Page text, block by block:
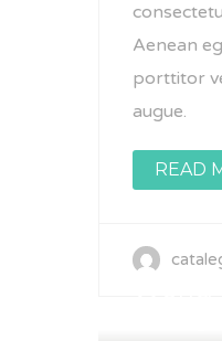
Aenean
porttitor
augue.
READ